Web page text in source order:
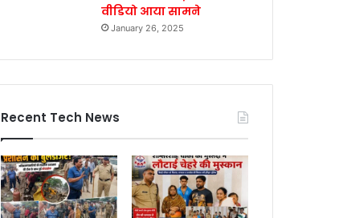
वीडियो आया सामने
January 26, 2025
Recent Tech News